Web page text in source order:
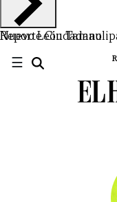
Nuevo León
Reporte Ciudadano
☰